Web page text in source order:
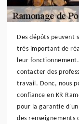
Des dépôts peuvent
très important de
leur
contacter des
travail. Donc, nous
confiance en KR
pour la garantie
des renseignements